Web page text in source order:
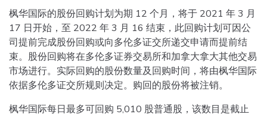
枫华国际的股份回购计划为期 12 个月，将于 2021 年 3 月
17 日开始，至 2022 年 3 月 16 结束，此回购计划可因公
司提前完成股份回购或向多伦多证交所递交申请而提前结
束。股份回购将在多伦多证券交易所和加拿大拿大其他交易
市场进行。实际回购的股份数量及回购时间，将由枫华国际
依据多伦多证交所规则决定。购回的股份将被注销。
枫华国际每日最多可回购 5,010 股普通股，该数目是截止